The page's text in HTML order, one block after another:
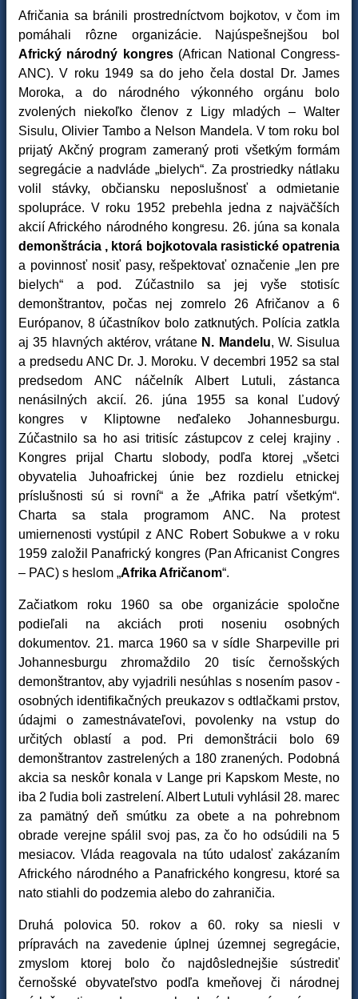
Afričania sa bránili prostredníctvom bojkotov, v čom im
pomáhali rôzne organizácie. Najúspešnejšou bol
Africký národný kongres(African National Congress-
ANC). V roku 1949 sa do jeho čela dostal Dr. James
Moroka, a do národného výkonného orgánu bolo
zvolených niekoľko členov z Ligy mladých – Walter
Sisulu, Olivier Tambo a Nelson Mandela. V tom roku bol
prijatý Akčný program zameraný proti všetkým formám
segregácie a nadvláde „bielych“. Za prostriedky nátlaku
volil stávky, občiansku neposlušnosť a odmietanie
spolupráce. V roku 1952 prebehla jedna z najväčších
akcií Afrického národného kongresu. 26. júna sa konala
demonštrácia , ktorá bojkotovala rasistické opatrenia
a povinnosť nosiť pasy, rešpektovať označenie „len pre
bielych“ a pod. Zúčastnilo sa jej vyše stotisíc
demonštrantov, počas nej zomrelo 26 Afričanov a 6
Európanov, 8 účastníkov bolo zatknutých. Polícia zatkla
aj 35 hlavných aktérov, vrátane N. Mandelu, W. Sisulua
a predsedu ANC Dr. J. Moroku. V decembri 1952 sa stal
predsedom ANC náčelník Albert Lutuli, zástanca
nenásilných akcií. 26. júna 1955 sa konal Ľudový
kongres v Kliptowne neďaleko Johannesburgu.
Zúčastnilo sa ho asi tritisíc zástupcov z celej krajiny .
Kongres prijal Chartu slobody, podľa ktorej „všetci
obyvatelia Juhoafrickej únie bez rozdielu etnickej
príslušnosti sú si rovní“ a že „Afrika patrí všetkým“.
Charta sa stala programom ANC. Na protest
umiernenosti vystúpil z ANC Robert Sobukwe a v roku
1959 založil Panafrický kongres (Pan Africanist Congres
– PAC) s heslom „Afrika Afričanom“.
Začiatkom roku 1960 sa obe organizácie spoločne
podieľali na akciách proti noseniu osobných
dokumentov. 21. marca 1960 sa v sídle Sharpeville pri
Johannesburgu zhromaždilo 20 tisíc černošských
demonštrantov, aby vyjadrili nesúhlas s nosením pasov -
osobných identifikačných preukazov s odtlačkami prstov,
údajmi o zamestnávateľovi, povolenky na vstup do
určitých oblastí a pod. Pri demonštrácii bolo 69
demonštrantov zastrelených a 180 zranených. Podobná
akcia sa neskôr konala v Lange pri Kapskom Meste, no
iba 2 ľudia boli zastrelení. Albert Lutuli vyhlásil 28. marec
za pamätný deň smútku za obete a na pohrebnom
obrade verejne spálil svoj pas, za čo ho odsúdili na 5
mesiacov. Vláda reagovala na túto udalosť zakázaním
Afrického národného a Panafrického kongresu, ktoré sa
nato stiahli do podzemia alebo do zahraničia.
Druhá polovica 50. rokov a 60. roky sa niesli v
prípravách na zavedenie úplnej územnej segregácie,
zmyslom ktorej bolo čo najdôslednejšie sústrediť
černošské obyvateľstvo podľa kmeňovej či národnej